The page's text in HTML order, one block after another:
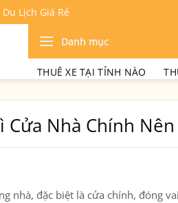
Lịch Giá Rẻ
Danh mục
THUÊ XE TẠI TỈNH NÀO
Cửa Nhà Chính
nhà, đặc biệt là cửa chính, đóng